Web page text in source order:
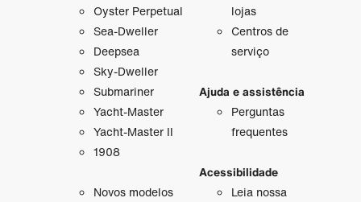
Oyster Perpetual
Sea-Dweller
Deepsea
Sky-Dweller
Submariner
Yacht-Master
Yacht-Master II
1908
Novos modelos
lojas
Centros de
serviço
Ajuda e assistência
Perguntas
frequentes
Acessibilidade
Leia nossa